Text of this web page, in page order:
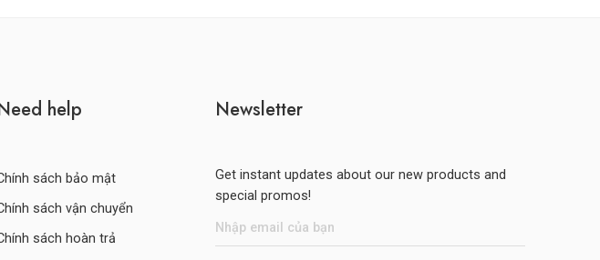
help
sách bảo mật
sách vận chuyển
sách hoàn trả
Newsletter
Get instant updates about our new products and
special promos!